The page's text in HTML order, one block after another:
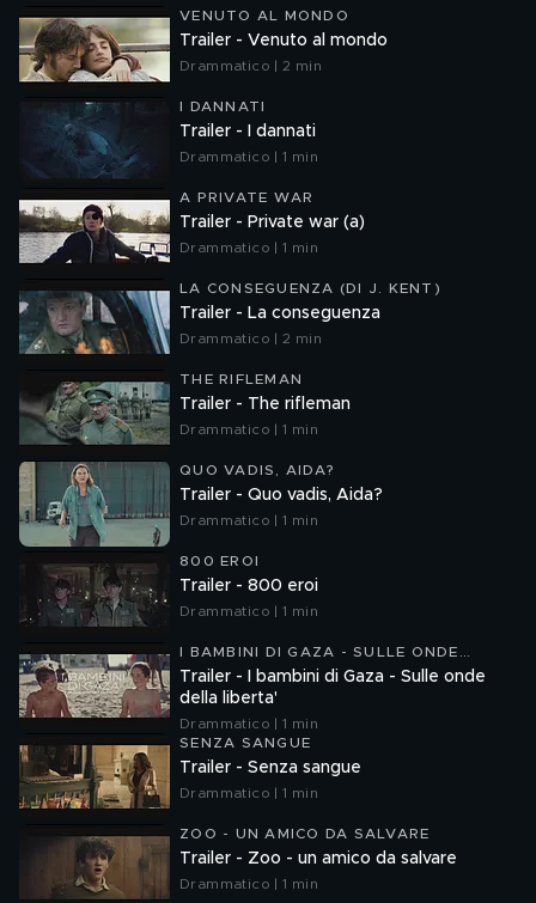
VENUTO AL MONDO
Trailer - Venuto al mondo
Drammatico | 2 min
I DANNATI
Trailer - I dannati
Drammatico | 1 min
A PRIVATE WAR
Trailer - Private war (a)
Drammatico | 1 min
LA CONSEGUENZA (DI J. KENT)
Trailer - La conseguenza
Drammatico | 2 min
THE RIFLEMAN
Trailer - The rifleman
Drammatico | 1 min
QUO VADIS, AIDA?
Trailer - Quo vadis, Aida?
Drammatico | 1 min
800 EROI
Trailer - 800 eroi
Drammatico | 1 min
I BAMBINI DI GAZA - SULLE ONDE
DELLA LIBERTA'
Trailer - I bambini di Gaza - Sulle onde
della liberta'
Drammatico | 1 min
SENZA SANGUE
Trailer - Senza sangue
Drammatico | 1 min
ZOO - UN AMICO DA SALVARE
Trailer - Zoo - un amico da salvare
Drammatico | 1 min